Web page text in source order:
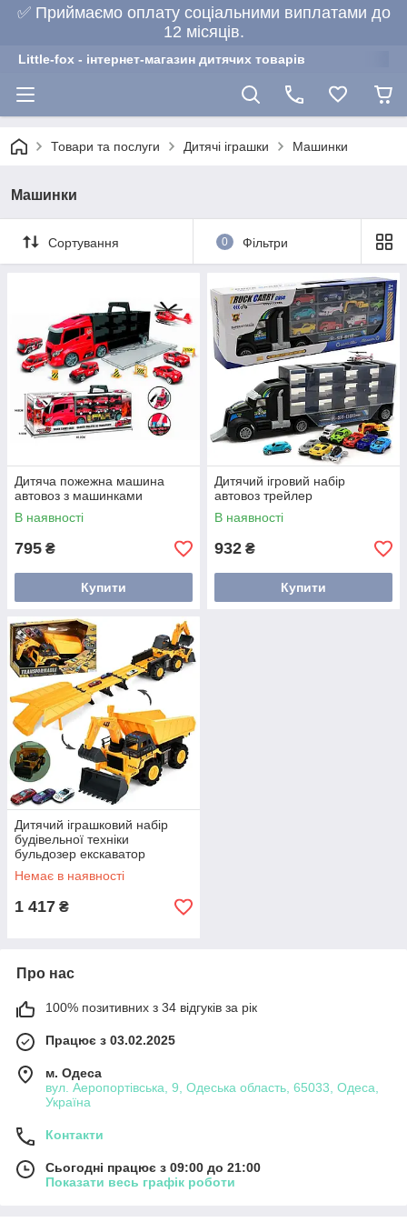
✅ Приймаємо оплату соціальними виплатами до
12 місяців.
Little-fox - інтернет-магазин дитячих товарів
Товари та послуги Дитячі іграшки Машинки
Машинки
Сортування 0 Фільтри
Дитяча пожежна машина
автовоз з машинками
В наявності
795 ₴
Купити
Дитячий ігровий набір
автовоз трейлер
В наявності
932 ₴
Купити
Дитячий іграшковий набір
будівельної техніки
бульдозер екскаватор
самоскид трек з машинками
Немає в наявності
1 417 ₴
Про нас
100% позитивних з 34 відгуків за рік
Працює з 03.02.2025
м. Одеса
вул. Аеропортівська, 9, Одеська область, 65033, Одеса,
Україна
Контакти
Сьогодні працює з 09:00 до 21:00
Показати весь графік роботи